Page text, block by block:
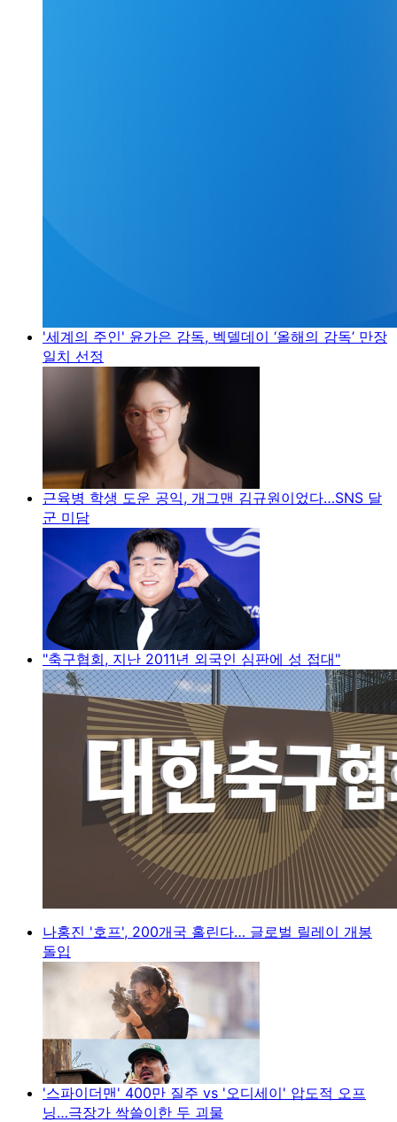
'세계의 주인' 윤가은 감독, 벡델데이 ‘올해의 감독’ 만장
일치 선정
근육병 학생 도운 공익, 개그맨 김규원이었다…SNS 달
군 미담
"축구협회, 지난 2011년 외국인 심판에 성 접대"
나홍진 '호프', 200개국 홀린다… 글로벌 릴레이 개봉
돌입
'스파이더맨' 400만 질주 vs '오디세이' 압도적 오프
닝…극장가 싹쓸이한 두 괴물